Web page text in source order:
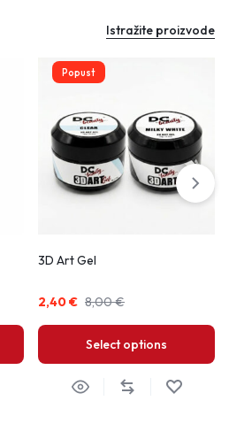
Istražite proizvode
Popust
3D Art Gel
8,00€
2,40€
Select options